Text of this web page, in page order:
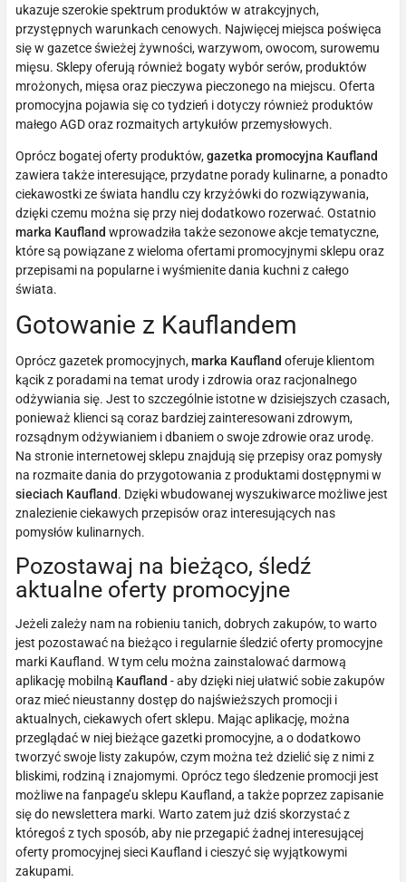
ukazuje szerokie spektrum produktów w atrakcyjnych,
przystępnych warunkach cenowych. Najwięcej miejsca poświęca
się w gazetce świeżej żywności, warzywom, owocom, surowemu
mięsu. Sklepy oferują również bogaty wybór serów, produktów
mrożonych, mięsa oraz pieczywa pieczonego na miejscu. Oferta
promocyjna pojawia się co tydzień i dotyczy również produktów
małego AGD oraz rozmaitych artykułów przemysłowych.
Oprócz bogatej oferty produktów,gazetka promocyjna Kaufland
zawiera także interesujące, przydatne porady kulinarne, a ponadto
ciekawostki ze świata handlu czy krzyżówki do rozwiązywania,
dzięki czemu można się przy niej dodatkowo rozerwać. Ostatnio
marka Kaufland wprowadziła także sezonowe akcje tematyczne,
które są powiązane z wieloma ofertami promocyjnymi sklepu oraz
przepisami na popularne i wyśmienite dania kuchni z całego
świata.
Gotowanie z Kauflandem
Oprócz gazetek promocyjnych,marka Kaufland oferuje klientom
kącik z poradami na temat urody i zdrowia oraz racjonalnego
odżywiania się. Jest to szczególnie istotne w dzisiejszych czasach,
ponieważ klienci są coraz bardziej zainteresowani zdrowym,
rozsądnym odżywianiem i dbaniem o swoje zdrowie oraz urodę.
Na stronie internetowej sklepu znajdują się przepisy oraz pomysły
na rozmaite dania do przygotowania z produktami dostępnymi w
sieciach Kaufland. Dzięki wbudowanej wyszukiwarce możliwe jest
znalezienie ciekawych przepisów oraz interesujących nas
pomysłów kulinarnych.
Pozostawaj na bieżąco, śledź
aktualne oferty promocyjne
Jeżeli zależy nam na robieniu tanich, dobrych zakupów, to warto
jest pozostawać na bieżąco i regularnie śledzić oferty promocyjne
marki Kaufland. W tym celu można zainstalować darmową
aplikację mobilną Kaufland - aby dzięki niej ułatwić sobie zakupów
oraz mieć nieustanny dostęp do najświeższych promocji i
aktualnych, ciekawych ofert sklepu. Mając aplikację, można
przeglądać w niej bieżące gazetki promocyjne, a o dodatkowo
tworzyć swoje listy zakupów, czym można też dzielić się z nimi z
bliskimi, rodziną i znajomymi. Oprócz tego śledzenie promocji jest
możliwe na fanpage’u sklepu Kaufland, a także poprzez zapisanie
się do newslettera marki. Warto zatem już dziś skorzystać z
któregoś z tych sposób, aby nie przegapić żadnej interesującej
oferty promocyjnej sieci Kaufland i cieszyć się wyjątkowymi
zakupami.